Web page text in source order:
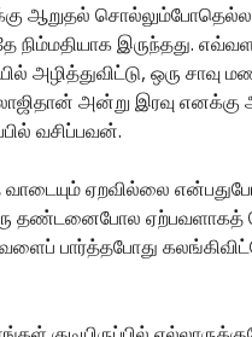
ஆறுதல்
நிம்மதியாக இருந்தது.
அழித்துவிட்டு, ஒரு
அன்று இரவு
வசிப்பவன்.
ஏறவில்லை
தண்டனைபோல ஏற்பவளாகத்
பார்த்தபோது